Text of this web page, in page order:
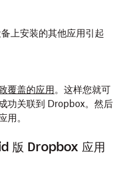
上安装的其他应用引起
覆盖的应用。这样您就可
功关联到 Dropbox。然后
用。
版 Dropbox 应用